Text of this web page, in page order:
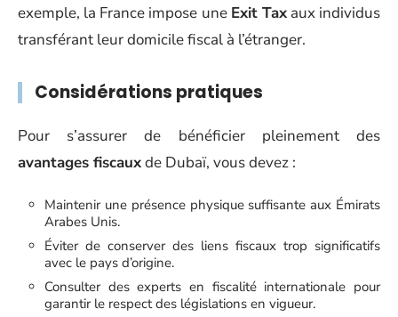
exemple, la France impose une Exit Taxaux individus
transférant leur domicile fiscal à l’étranger.
Considérations pratiques
Pour s’assurer de bénéficier pleinement des
avantages fiscauxde Dubaï, vous devez :
Maintenir une présence physique suffisante aux Émirats
Arabes Unis.
Éviter de conserver des liens fiscaux trop significatifs
avec le pays d’origine.
Consulter des experts en fiscalité internationale pour
garantir le respect des législations en vigueur.